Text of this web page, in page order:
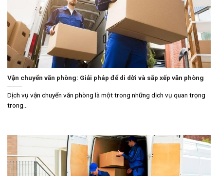
Vận chuyển văn phòng: Giải pháp để di dời và sắp xếp văn phòng
Dịch vụ vận chuyển văn phòng là một trong những dịch vụ quan trọng
trong...